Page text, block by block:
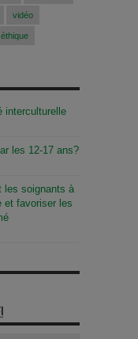
vidéo
éthique
interculturelle
les 12-17 ans?
les soignants à
et favoriser les